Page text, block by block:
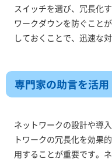
スイッチを選び、冗長化
ワークダウンを防ぐこと
しておくことで、迅速な
専門家の助言を活用
ネットワークの設計や導
トワークの冗長化を効果
用することが重要です。